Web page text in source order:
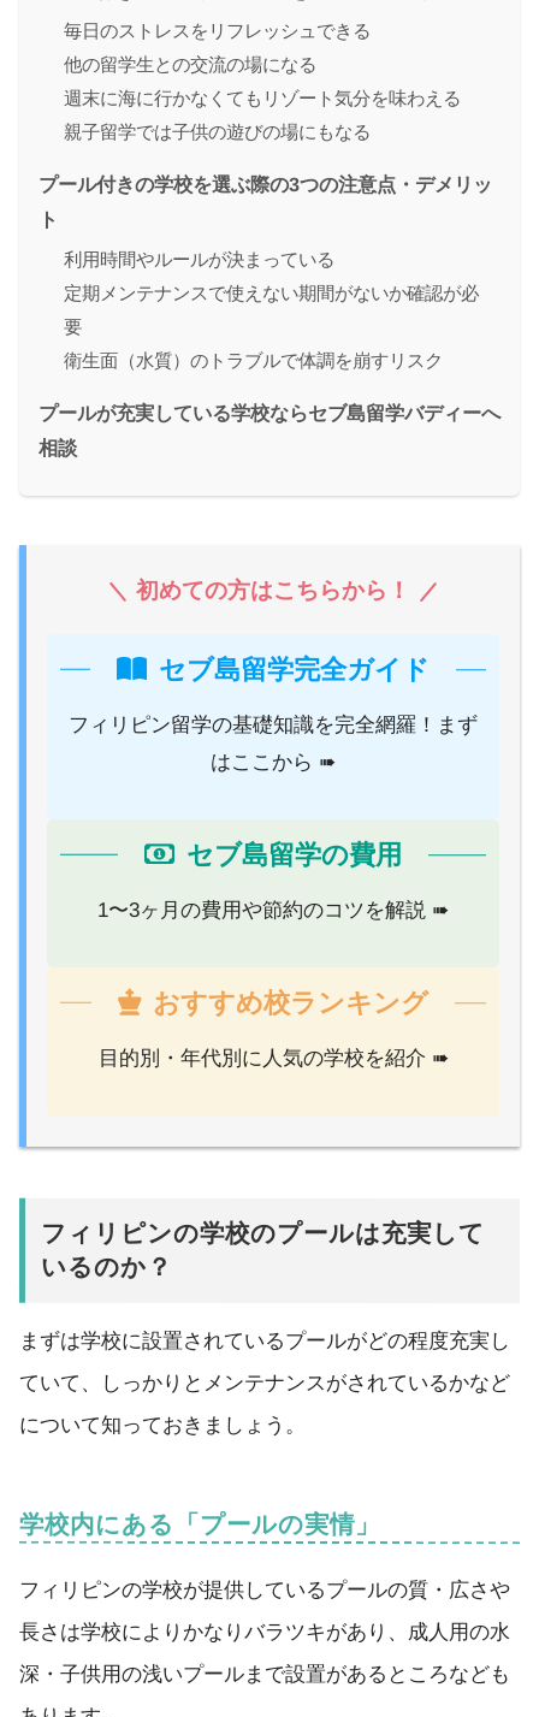
毎日のストレスをリフレッシュできる
他の留学生との交流の場になる
週末に海に行かなくてもリゾート気分を味わえる
親子留学では子供の遊びの場にもなる
プール付きの学校を選ぶ際の3つの注意点・デメリッ
ト
利用時間やルールが決まっている
定期メンテナンスで使えない期間がないか確認が必
要
衛生面（水質）のトラブルで体調を崩すリスク
プールが充実している学校ならセブ島留学バディーへ
相談
初めての方はこちらから！
セブ島留学完全ガイド
フィリピン留学の基礎知識を完全網羅！まず
はここから ➠
セブ島留学の費用
1〜3ヶ月の費用や節約のコツを解説 ➠
おすすめ校ランキング
目的別・年代別に人気の学校を紹介 ➠
フィリピンの学校のプールは充実して
いるのか？
まずは学校に設置されているプールがどの程度充実し
ていて、しっかりとメンテナンスがされているかなど
について知っておきましょう。
学校内にある「プールの実情」
フィリピンの学校が提供しているプールの質・広さや
長さは学校によりかなりバラツキがあり、成人用の水
深・子供用の浅いプールまで設置があるところなども